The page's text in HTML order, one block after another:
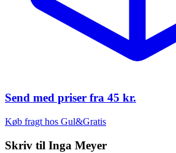
Send med priser fra 45 kr.
Køb fragt hos Gul&Gratis
Skriv til Inga Meyer